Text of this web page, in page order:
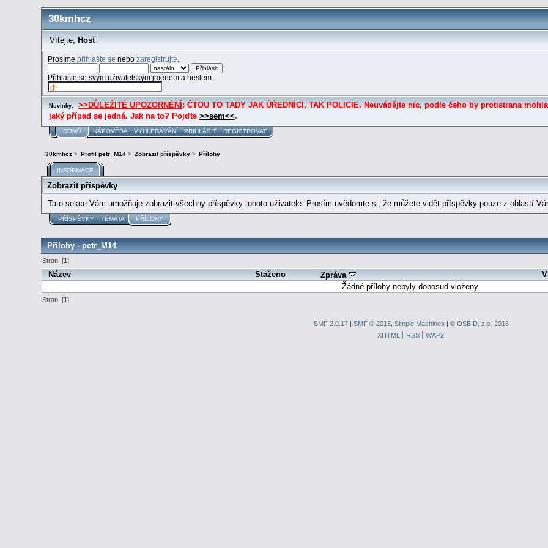
30kmhcz
Vítejte, Host
Prosímepřihlašte se nebozaregistrujte
Přihlašte se svým uživatelským jménem a heslem.
Novinky: >>DŮLEŽITÉ UPOZORNĚNÍ : ČTOU TO TADY JAK ÚŘEDNÍCI, TAK POLICIE. Neuvádějte nic, podle čeho by protistrana
jaký případ se jedná. Jak na to? Pojďte >>sem<<.
DOMŮ NÁPOVĚDA VYHLEDÁVÁNÍ PŘIHLÁSIT REGISTROVAT
30kmhcz> Profil petr_M14> Zobrazit příspěvky> Přílohy
INFORMACE
Zobrazit příspěvky
Tato sekce Vám umožňuje zobrazit všechny příspěvky tohoto uživatele. Prosím uvědomte si, že můžete vidět příspěvky pouze z oblastí
PŘÍSPĚVKY TÉMATA PŘÍLOHY
Přílohy - petr_M14
Stran: [1]
Název Staženo Zpráva
Žádné přílohy nebyly doposud vloženy.
Stran: [1]
SMF 2.0.17| SMF © 2015, Simple Machines | © OSBID, z.s. 2016
XHTML
RSS WAP2